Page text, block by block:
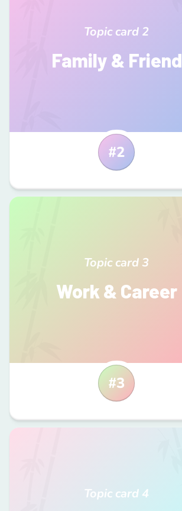
Topic card 2
Family & Friend
#2
Topic card 3
Work & Career
#3
Topic card 4